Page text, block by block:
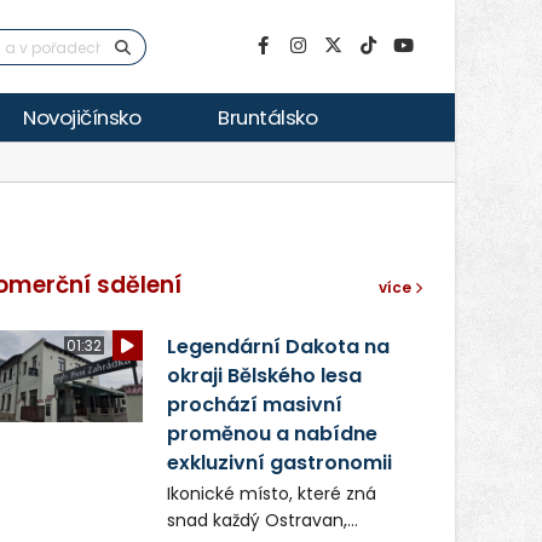
Novojičínsko Bruntálsko
sdělení více
01:32
Legendární Dakota na
okraji Bělského lesa
prochází masivní
proměnou a nabídne
exkluzivní gastronomii
Ikonické místo, které zná
snad každý Ostravan,